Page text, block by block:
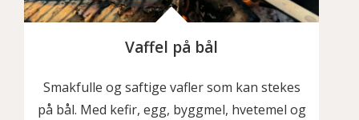
Vaffel på bål
Smakfulle og saftige vafler som kan stekes
på bål. Med kefir, egg, byggmel, hvetemel og